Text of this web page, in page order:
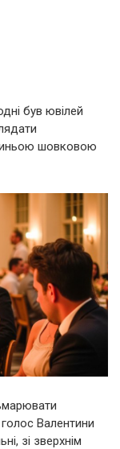
був ювілей
шовковою
Валентини
зі зверхнім